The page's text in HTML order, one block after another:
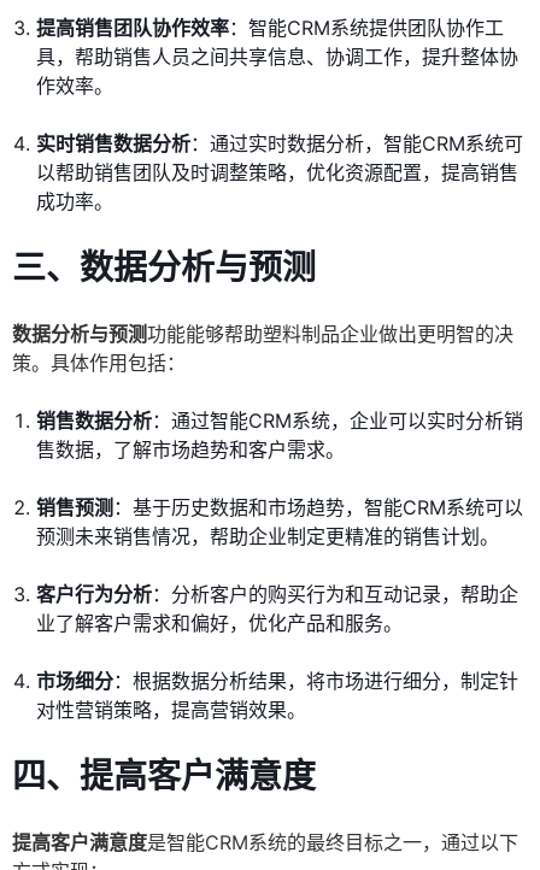
提高销售团队协作效率：智能CRM系统提供团队协作工
具，帮助销售人员之间共享信息、协调工作，提升整体协
作效率。
实时销售数据分析：通过实时数据分析，智能CRM系统可
以帮助销售团队及时调整策略，优化资源配置，提高销售
成功率。
三、数据分析与预测
数据分析与预测功能能够帮助塑料制品企业做出更明智的决
策。具体作用包括：
销售数据分析：通过智能CRM系统，企业可以实时分析销
售数据，了解市场趋势和客户需求。
销售预测 ：基于历史数据和市场趋势，智能CRM系统可以
预测未来销售情况，帮助企业制定更精准的销售计划。
客户行为分析：分析客户的购买行为和互动记录，帮助企
业了解客户需求和偏好，优化产品和服务。
市场细分：根据数据分析结果，将市场进行细分，制定针
对性营销策略，提高营销效果。
四、提高客户满意度
提高客户满意度是智能CRM系统的最终目标之一，通过以下